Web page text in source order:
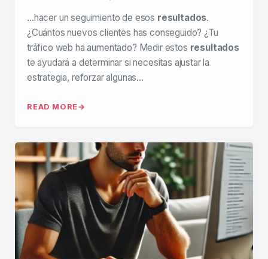
…hacer un seguimiento de esos resultados.
¿Cuántos nuevos clientes has conseguido? ¿Tu
tráfico web ha aumentado? Medir estos resultados
te ayudará a determinar si necesitas ajustar la
estrategia, reforzar algunas…
READ MORE